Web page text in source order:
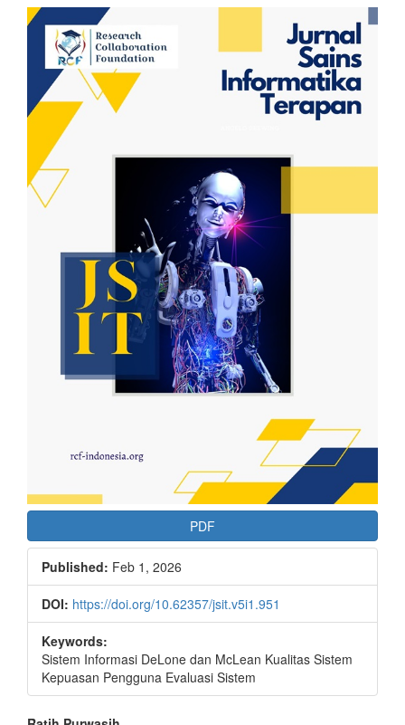
Article
Sidebar
PDF
Published: Feb 1, 2026
DOI: https://doi.org/10.62357/jsit.v5i1.951
Keywords:
Sistem Informasi DeLone dan McLean Kualitas Sistem
Kepuasan Pengguna Evaluasi Sistem